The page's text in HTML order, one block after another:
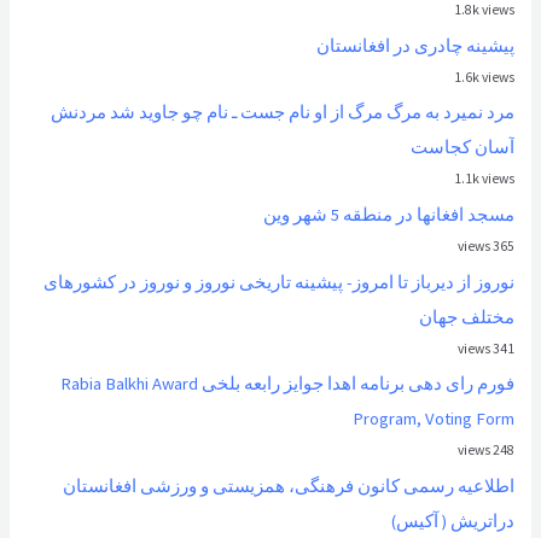
1.8k views
پیشینه چادری در افغانستان
1.6k views
مرد نمیرد به مرگ مرگ از او نام جست ـ نام چو جاوید شد مردنش
آسان کجاست
1.1k views
مسجد افغانها در منطقه 5 شهر وین
365 views
نوروز از ديرباز تا امروز- پیشینه تاریخی نوروز و نوروز در کشورهای
مختلف جهان
341 views
فورم رای دهی برنامه اهدا جوایز رابعه بلخی Rabia Balkhi Award
Program, Voting Form
248 views
اطلاعیه رسمی کانون فرهنگی، همزیستی و ورزشی افغانستان
دراتریش ( آکیس)